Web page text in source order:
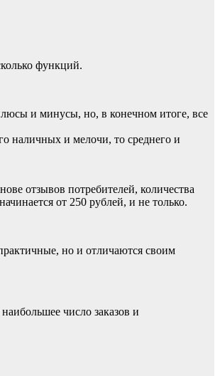
функций.
и минусы, но, в конечном итоге, все
наличных и мелочи, то среднего и
отзывов потребителей, количества
от 250 рублей, и не только.
но и отличаются своим
число заказов и